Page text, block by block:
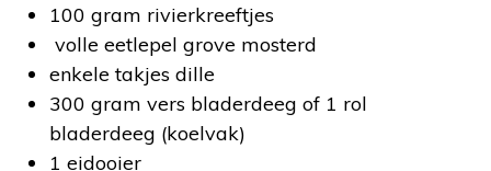
100 gram rivierkreeftjes
volle eetlepel grove mosterd
enkele takjes dille
300 gram vers bladerdeeg of 1 rol
bladerdeeg (koelvak)
1 eidooier